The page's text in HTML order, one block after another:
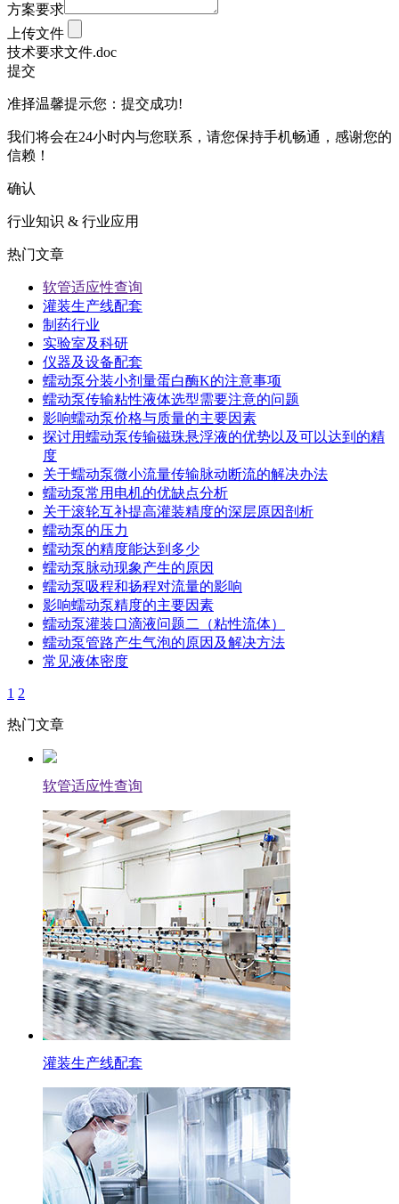
方案要求
上传文件
技术要求文件.doc
提交
准择温馨提示您： 提交成功!
我们将会在24小时内与您联系，请您保持手机畅通，感谢您的
信赖！
确认
行业知识 & 行业应用
热门文章
软管适应性查询
灌装生产线配套
制药行业
实验室及科研
仪器及设备配套
蠕动泵分装小剂量蛋白酶K的注意事项
蠕动泵传输粘性液体选型需要注意的问题
影响蠕动泵价格与质量的主要因素
探讨用蠕动泵传输磁珠悬浮液的优势以及可以达到的精
度
关于蠕动泵微小流量传输脉动断流的解决办法
蠕动泵常用电机的优缺点分析
关于滚轮互补提高灌装精度的深层原因剖析
蠕动泵的压力
蠕动泵的精度能达到多少
蠕动泵脉动现象产生的原因
蠕动泵吸程和扬程对流量的影响
影响蠕动泵精度的主要因素
蠕动泵灌装口滴液问题二（粘性流体）
蠕动泵管路产生气泡的原因及解决方法
常见液体密度
1 2
热门文章
软管适应性查询
灌装生产线配套